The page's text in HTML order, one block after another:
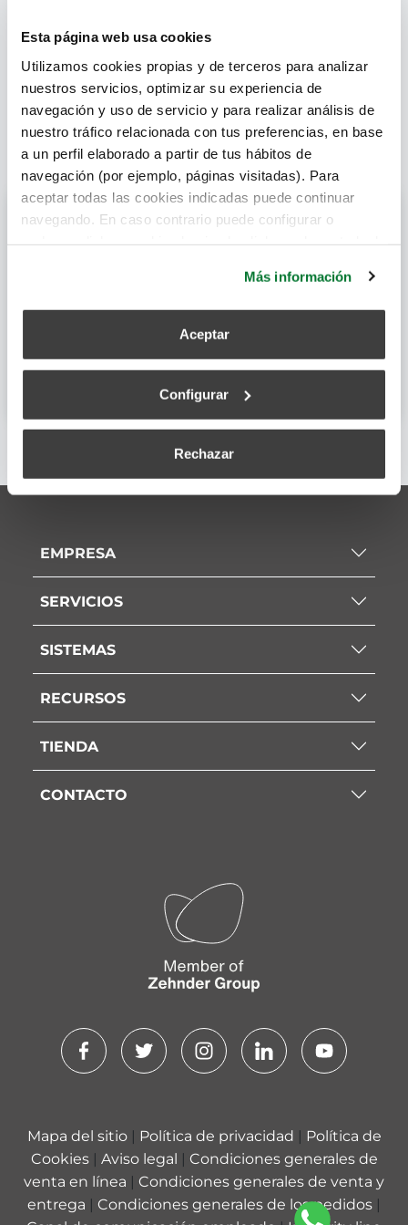
Esta página web usa cookies
Utilizamos cookies propias y de terceros para analizar
nuestros servicios, optimizar su experiencia de
navegación y uso de servicio y para realizar análisis de
nuestro tráfico relacionada con tus preferencias, en base
a un perfil elaborado a partir de tus hábitos de
navegación (por ejemplo, páginas visitadas). Para
aceptar todas las cookies indicadas puede continuar
navegando. En caso contrario puede configurar o
Más información
Aceptar
Configurar
Rechazar
Familia:
CONDUCTOS Y ACCESORIOS
Subfamilia: ACCESORIOS PURE AIR
Archivos descargables
Ficha Técnica
Archivo CAD
EMPRESA
SERVICIOS
SISTEMAS
RECURSOS
TIENDA
CONTACTO
Mapa del sitio Política de privacidad
Política de
Cookies
Aviso legal
Condiciones generales de
venta en línea
Condiciones generales de venta y
entrega
Condiciones generales de los pedidos